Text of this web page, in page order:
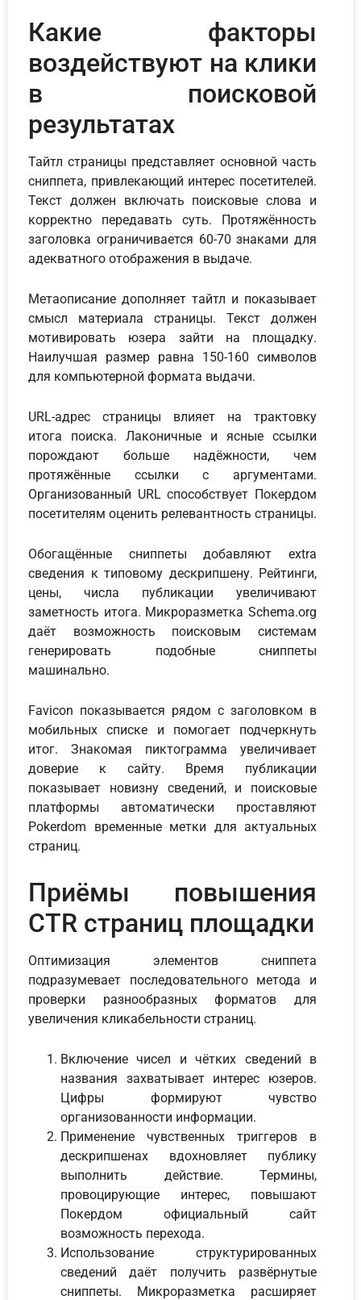
Какие факторы
воздействуют на клики
в поисковой
результатах
Тайтл страницы представляет основной часть
сниппета, привлекающий интерес посетителей.
Текст должен включать поисковые слова и
корректно передавать суть. Протяжённость
заголовка ограничивается 60-70 знаками для
адекватного отображения в выдаче.
Метаописание дополняет тайтл и показывает
смысл материала страницы. Текст должен
мотивировать юзера зайти на площадку.
Наилучшая размер равна 150-160 символов
для компьютерной формата выдачи.
URL-адрес страницы влияет на трактовку
итога поиска. Лаконичные и ясные ссылки
порождают больше надёжности, чем
протяжённые ссылки с аргументами.
Организованный URL способствует Покердом
посетителям оценить релевантность страницы.
Обогащённые сниппеты добавляют extra
сведения к типовому дескрипшену. Рейтинги,
цены, числа публикации увеличивают
заметность итога. Микроразметка Schema.org
даёт возможность поисковым системам
генерировать подобные сниппеты
машинально.
Favicon показывается рядом с заголовком в
мобильных списке и помогает подчеркнуть
итог. Знакомая пиктограмма увеличивает
доверие к сайту. Время публикации
показывает новизну сведений, и поисковые
платформы автоматически проставляют
Pokerdom временные метки для актуальных
страниц.
Приёмы повышения
CTR страниц площадки
Оптимизация элементов сниппета
подразумевает последовательного метода и
проверки разнообразных форматов для
увеличения кликабельности страниц.
Включение чисел и чётких сведений в
названия захватывает интерес юзеров.
Цифры формируют чувство
организованности информации.
Применение чувственных триггеров в
дескрипшенах вдохновляет публику
выполнить действие. Термины,
провоцирующие интерес, повышают
Покердом официальный сайт
возможность перехода.
Использование структурированных
сведений даёт получить развёрнутые
сниппеты. Микроразметка расширяет